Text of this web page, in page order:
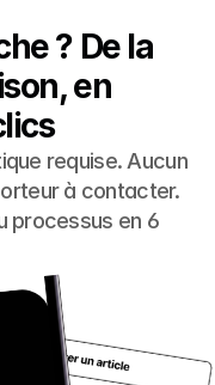
? De la
en
requise. Aucun
à contacter.
processus en 6